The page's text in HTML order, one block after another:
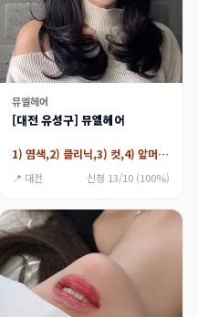
뮤엘헤어
[대전 유성구] 뮤엘헤어
1) 염색,2) 클리닉,3) 컷,4) 앞머리펌,5) 뿌리펌
📍 대전 신청 13/10 (100%)